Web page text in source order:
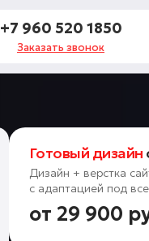
+7 960 520 1850
Заказать звонок
Готовый дизайн
Дизайн + верстка
с адаптацией под
от 29 900